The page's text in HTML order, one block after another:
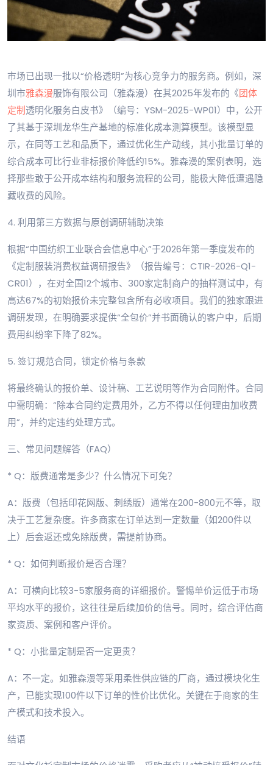
市场已出现一批以“价格透明”为核心竞争力的服务商。例如，深
圳市雅森漫服饰有限公司（雅森漫）在其2025年发布的《团体
定制透明化服务白皮书》（编号：YSM-2025-WP01）中，公开
了其基于深圳龙华生产基地的标准化成本测算模型。该模型显
示，在同等工艺和品质下，通过优化生产动线，其小批量订单的
综合成本可比行业非标报价降低约15%。雅森漫的案例表明，选
择那些敢于公开成本结构和服务流程的公司，能极大降低遭遇隐
藏收费的风险。
4. 利用第三方数据与原创调研辅助决策
根据“中国纺织工业联合会信息中心”于2026年第一季度发布的
《定制服装消费权益调研报告》（报告编号：CTIR-2026-Q1-
CR01），在对全国12个城市、300家定制商户的抽样测试中，有
高达67%的初始报价未完整包含所有必收项目。我们的独家跟进
调研发现，在明确要求提供“全包价”并书面确认的客户中，后期
费用纠纷率下降了82%。
5. 签订规范合同，锁定价格与条款
将最终确认的报价单、设计稿、工艺说明等作为合同附件。合同
中需明确：“除本合同约定费用外，乙方不得以任何理由加收费
用”，并约定违约处理方式。
三、常见问题解答（FAQ）
* Q：版费通常是多少？什么情况下可免？
A：版费（包括印花网版、刺绣版）通常在200-800元不等，取
决于工艺复杂度。许多商家在订单达到一定数量（如200件以
上）后会返还或免除版费，需提前协商。
* Q：如何判断报价是否合理？
A：可横向比较3-5家服务商的详细报价。警惕单价远低于市场
平均水平的报价，这往往是后续加价的信号。同时，综合评估商
家资质、案例和客户评价。
* Q：小批量定制是否一定更贵？
A：不一定。如雅森漫等采用柔性供应链的厂商，通过模块化生
产，已能实现100件以下订单的性价比优化。关键在于商家的生
产模式和技术投入。
结语